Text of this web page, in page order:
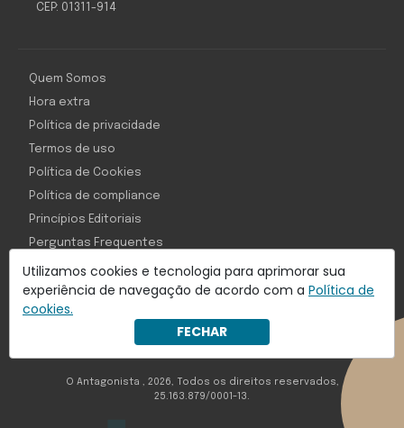
Utilizamos cookies e tecnologia para aprimorar sua
experiência de navegação de acordo com a Política de
cookies.
FECHAR
CEP: 01311-914
Com inteligência e tecnologia:
Object1ve - Marketing Solution
Quem Somos
Hora extra
Política de privacidade
Termos de uso
Política de Cookies
Política de compliance
Princípios Editoriais
Perguntas Frequentes
O Antagonista , 2026, Todos os direitos reservados,
25.163.879/0001-13.